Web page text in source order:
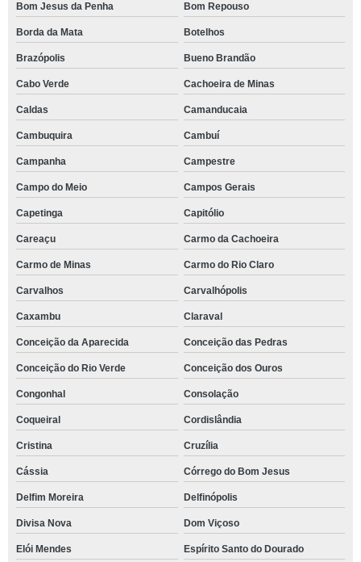
Bom Jesus da Penha Bom Repouso
Borda da Mata Botelhos
Brazópolis Bueno Brandão
Cabo Verde Cachoeira de Minas
Caldas Camanducaia
Cambuquira Cambuí
Campanha Campestre
Campo do Meio Campos Gerais
Capetinga Capitólio
Careaçu Carmo da Cachoeira
Carmo de Minas Carmo do Rio Claro
Carvalhos Carvalhópolis
Caxambu Claraval
Conceição da Aparecida Conceição das Pedras
Conceição do Rio Verde Conceição dos Ouros
Congonhal Consolação
Coqueiral Cordislândia
Cristina Cruzília
Cássia Córrego do Bom Jesus
Delfim Moreira Delfinópolis
Divisa Nova Dom Viçoso
Elói Mendes Espírito Santo do Dourado